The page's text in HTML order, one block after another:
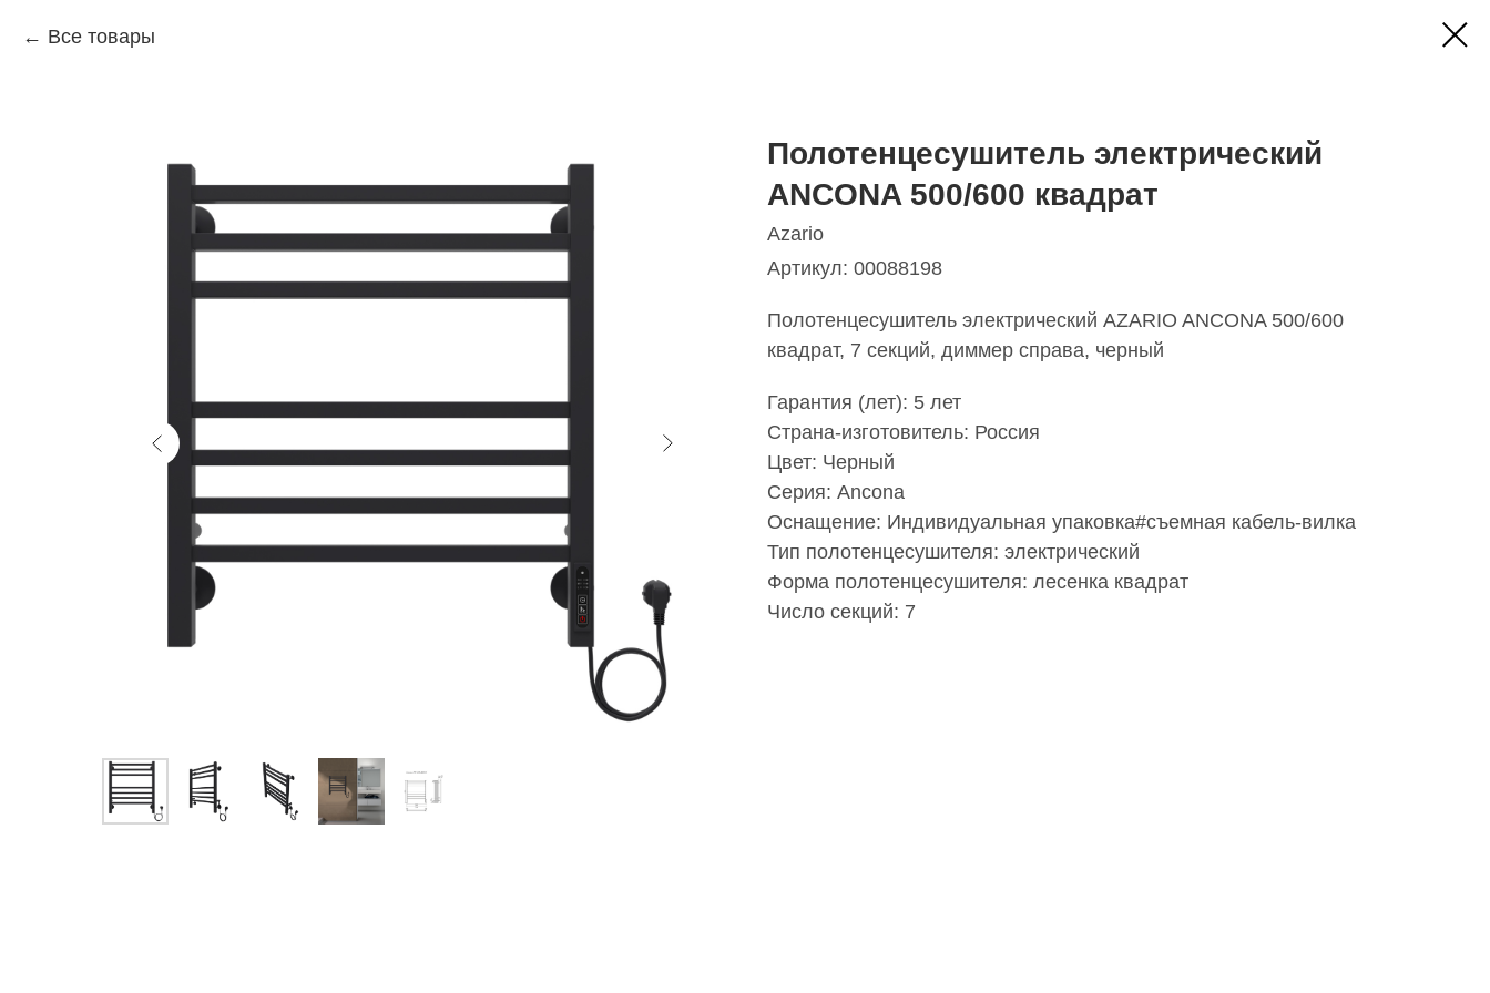
Все товары
Полотенцесушитель электрический
ANCONA 500/600 квадрат
Azario
Артикул: 00088198
Полотенцесушитель электрический AZARIO ANCONA 500/600
квадрат, 7 секций, диммер справа, черный
Гарантия (лет): 5 лет
Страна-изготовитель: Россия
Цвет: Черный
Серия: Ancona
Оснащение: Индивидуальная упаковка#съемная кабель-вилка
Тип полотенцесушителя: электрический
Форма полотенцесушителя: лесенка квадрат
Число секций: 7